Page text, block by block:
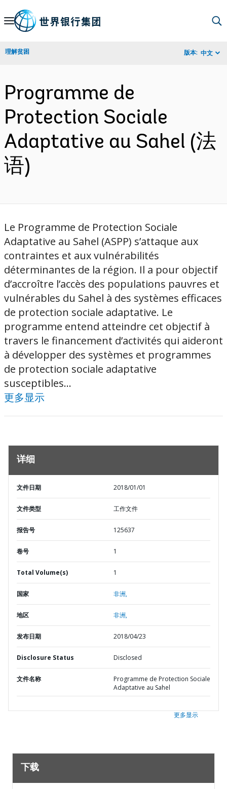
Skip
Navigation
理解贫困 版本: 中文
Programme de
Protection Sociale
Adaptative au Sahel (法
语)
Le Programme de Protection Sociale
Adaptative au Sahel (ASPP) s’attaque aux
contraintes et aux vulnérabilités
déterminantes de la région. Il a pour objectif
d’accroître l’accès des populations pauvres et
vulnérables du Sahel à des systèmes efficaces
de protection sociale adaptative. Le
programme entend atteindre cet objectif à
travers le financement d’activités qui aideront
à développer des systèmes et programmes
de protection sociale adaptative
susceptibles...
更多显示
详细
文件日期 2018/01/01
文件类型 工作文件
报告号 125637
卷号 1
Total Volume(s) 1
国家 非洲,
地区 非洲,
发布日期 2018/04/23
Disclosure Status Disclosed
文件名称
Programme de Protection Sociale
Adaptative au Sahel
更多显示
下载